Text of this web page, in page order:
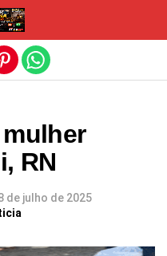
RN
de julho de 2025
mobile